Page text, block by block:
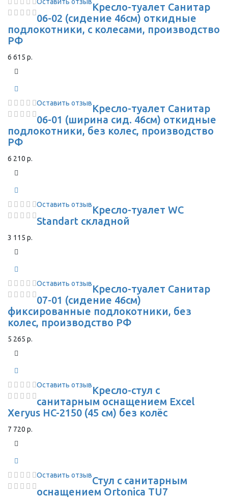
Кресло-туалет Санитар
06-02 (сидение 46см) откидные
подлокотники, с колесами, производство
РФ
6 615 р.
Оставить отзывКресло-туалет Санитар
06-01 (ширина сид. 46см) откидные
подлокотники, без колес, производство
РФ
6 210 р.
Оставить отзывКресло-туалет WC
Standart складной
3 115 р.
Оставить отзывКресло-туалет Санитар
07-01 (сидение 46см)
фиксированные подлокотники, без
колес, производство РФ
5 265 р.
Оставить отзывКресло-стул с
санитарным оснащением Excel
Xeryus HC-2150 (45 см) без колёс
7 720 р.
Оставить отзывСтул с санитарным
оснащением Ortonica TU7